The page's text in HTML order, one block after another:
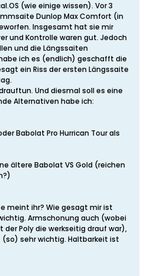
(wie einige wissen). Vor 3
Dunlop Max Comfort (in
Insgesamt hat sie mir
und Kontrolle waren gut. Jedoch
und die Längssaiten
ich es (endlich) geschafft die
ein Riss der ersten Längssaite
Und diesmal soll es eine
Alternativen habe ich:
Babolat Pro Hurrican Tour als
ältere Babolat VS Gold (reichen
meint ihr? Wie gesagt mir ist
Armschonung auch (wobei
Poly die werkseitig drauf war),
sehr wichtig. Haltbarkeit ist